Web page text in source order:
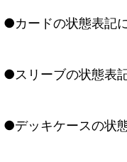
●カードの状態表記
●スリーブの状態表
●デッキケースの状